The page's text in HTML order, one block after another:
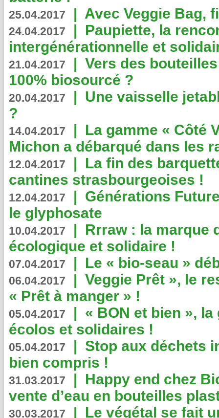
25.04.2017 | Avec Veggie Bag,
24.04.2017 | Paupiette, la
intergénérationnelle et
21.04.2017 | Vers des
100% biosourcé ?
20.04.2017 | Une vaisselle
?
14.04.2017 | La gamme « Côté
Michon a débarqué dans les
12.04.2017 | La fin des
cantines strasbourgeoises !
12.04.2017 | Générations
le glyphosate
10.04.2017 | Rrraw : la marque
écologique et solidaire !
07.04.2017 | Le « bio-seau »
06.04.2017 | Veggie Prêt », le
« Prêt à manger » !
05.04.2017 | « BON et bien »,
écolos et solidaires !
05.04.2017 | Stop aux déchets
bien compris !
31.03.2017 | Happy end chez
vente d’eau en bouteilles
30.03.2017 | Le végétal se fait